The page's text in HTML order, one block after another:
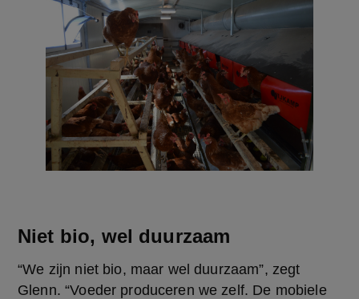
Niet bio, wel duurzaam
“We zijn niet bio, maar wel duurzaam”, zegt
Glenn. “Voeder produceren we zelf. De mobiele